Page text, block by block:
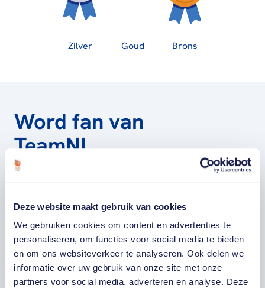
Deze website maakt gebruik van cookies
We gebruiken cookies om content en advertenties te
personaliseren, om functies voor social media te bieden
en om ons websiteverkeer te analyseren. Ook delen we
informatie over uw gebruik van onze site met onze
partners voor social media, adverteren en analyse. Deze
Zilver Goud Brons
Word fan van
TeamNL
Wil je als fan van TeamNL als eerste op de
winactie's of toffe sportupdates? Vul dan
hieronder je gegevens in om je in te schrijven
voor onze nieuwsbrief.